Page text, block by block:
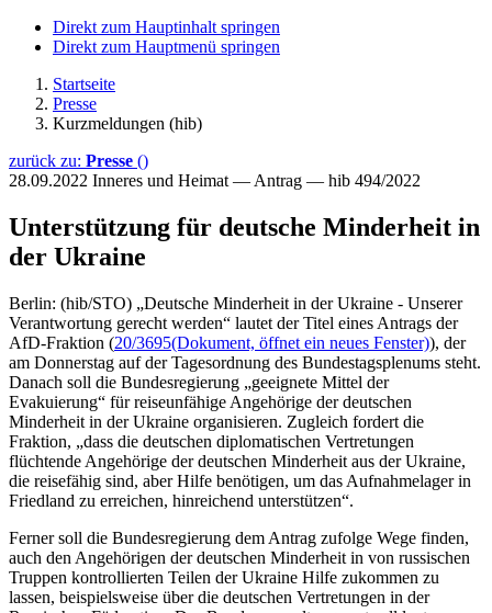
Direkt zum Hauptinhalt springen
Direkt zum Hauptmenü springen
Startseite
Presse
Kurzmeldungen (hib)
zurück zu: Presse ()
28.09.2022 Inneres und Heimat — Antrag — hib 494/2022
Unterstützung für deutsche Minderheit in
der Ukraine
Berlin: (hib/STO) „Deutsche Minderheit in der Ukraine - Unserer
Verantwortung gerecht werden“ lautet der Titel eines Antrags der
AfD-Fraktion (20/3695(Dokument, öffnet ein neues Fenster)), der
am Donnerstag auf der Tagesordnung des Bundestagsplenums steht.
Danach soll die Bundesregierung „geeignete Mittel der
Evakuierung“ für reiseunfähige Angehörige der deutschen
Minderheit in der Ukraine organisieren. Zugleich fordert die
Fraktion, „dass die deutschen diplomatischen Vertretungen
flüchtende Angehörige der deutschen Minderheit aus der Ukraine,
die reisefähig sind, aber Hilfe benötigen, um das Aufnahmelager in
Friedland zu erreichen, hinreichend unterstützen“.
Ferner soll die Bundesregierung dem Antrag zufolge Wege finden,
auch den Angehörigen der deutschen Minderheit in von russischen
Truppen kontrollierten Teilen der Ukraine Hilfe zukommen zu
lassen, beispielsweise über die deutschen Vertretungen in der